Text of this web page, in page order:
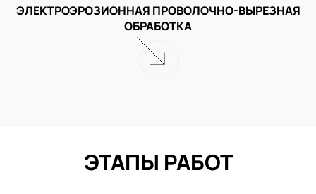
ЭЛЕКТРОЭРОЗИОННАЯ ПРОВОЛОЧНО-ВЫРЕЗНАЯ
ОБРАБОТКА
ЭТАПЫ РАБОТ